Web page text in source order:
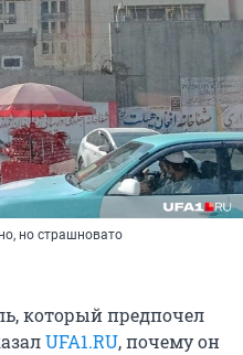
но страшновато
который предпочел
UFA1.RU, почему он